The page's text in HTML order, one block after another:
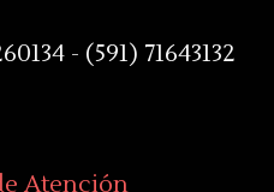
- (591) 71643132
Atención